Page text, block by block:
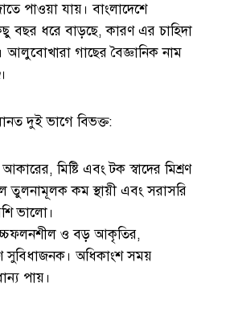
পাওয়া যায়। বাংলাদেশে
বছর ধরে বাড়ছে, কারণ এর চাহিদা
গাছের বৈজ্ঞানিক নাম
।
দুই ভাগে বিভক্ত:
মিষ্টি এবং টক স্বাদের মিশ্রণ
তুলনামূলক কম স্থায়ী এবং সরাসরি
ভালো।
ও বড় আকৃতির,
সুবিধাজনক। অধিকাংশ সময়
পায়।